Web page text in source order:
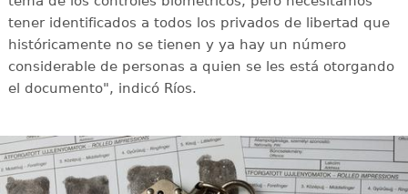
tener identificados a todos los privados de libertad que
históricamente no se tienen y ya hay un número
considerable de personas a quien se les está otorgando
el documento", indicó Ríos.